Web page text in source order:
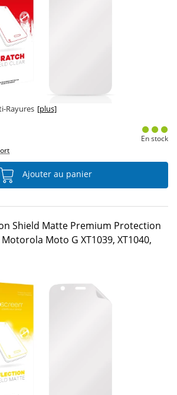
Rayures [plus]
En stock
Ajouter au panier
Shield Matte Premium Protection
Moto G XT1039, XT1040,